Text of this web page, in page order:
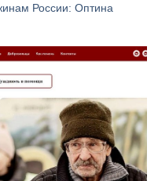
России: Оптина